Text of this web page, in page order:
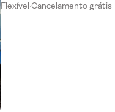
Flexível·Cancelamento grátis